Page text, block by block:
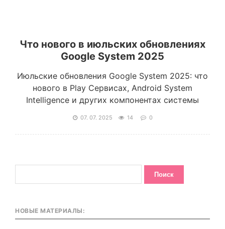
Что нового в июльских обновлениях
Google System 2025
Июльские обновления Google System 2025: что
нового в Play Сервисах, Android System
Intelligence и других компонентах системы
07. 07. 2025 14 0
НОВЫЕ МАТЕРИАЛЫ: